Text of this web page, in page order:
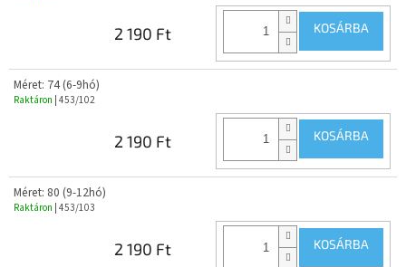
2 190 Ft KOSÁRBA
Méret: 74 (6-9hó)
Raktáron | 453/102
2 190 Ft KOSÁRBA
Méret: 80 (9-12hó)
Raktáron | 453/103
2 190 Ft KOSÁRBA